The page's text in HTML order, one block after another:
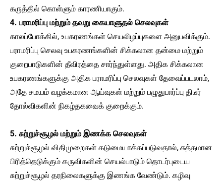
கருத்தில் கொள்ளும் காரணியாகும்.
4. பராமரிப்பு மற்றும் தவறு கையாளுதல் செலவுகள்
காலப்போக்கில், உபகரணங்கள் செயலிழப்புகளை அனுபவிக்கும்.
பராமரிப்பு செலவு உபகரணங்களின் சிக்கலான தன்மை மற்றும்
குறைபாடுகளின் தீவிரத்தை சார்ந்துள்ளது. அதிக சிக்கலான
உபகரணங்களுக்கு அதிக பராமரிப்பு செலவுகள் தேவைப்படலாம்,
அதே சமயம் வழக்கமான ஆய்வுகள் மற்றும் பழுதுபார்ப்பு திடீர்
தோல்விகளின் நிகழ்தகவைக் குறைக்கும்.
5. சுற்றுச்சூழல் மற்றும் இணக்க செலவுகள்
சுற்றுச்சூழல் விதிமுறைகள் கடுமையாக்கப்படுவதால், சுத்தமான
பிரித்தெடுக்கும் கருவிகளின் செயல்பாடும் தொடர்புடைய
சுற்றுச்சூழல் தரநிலைகளுக்கு இணங்க வேண்டும். கழிவு